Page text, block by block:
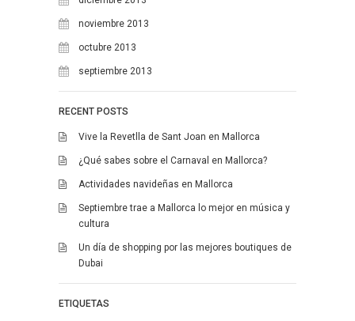
noviembre 2013
octubre 2013
septiembre 2013
RECENT POSTS
Vive la Revetlla de Sant Joan en Mallorca
¿Qué sabes sobre el Carnaval en Mallorca?
Actividades navideñas en Mallorca
Septiembre trae a Mallorca lo mejor en música y
cultura
Un día de shopping por las mejores boutiques de
Dubai
ETIQUETAS